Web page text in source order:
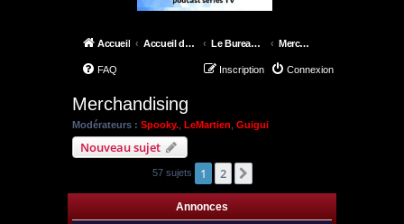
Accueil Accueil du forum Le Bureau de Skinner Merchandising
FAQ Connexion
Inscription
Merchandising
Modérateurs : Spooky. LeMartien Guigui
Nouveau sujet
57 sujets 1 2
Annonces